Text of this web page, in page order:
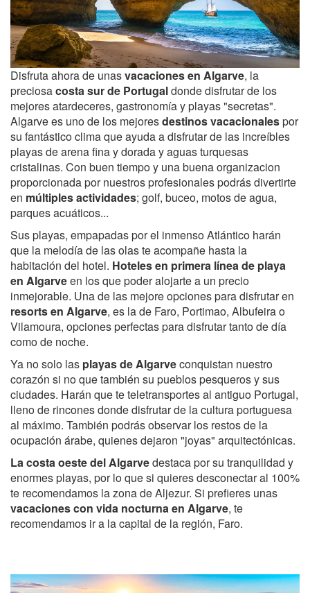
Disfruta ahora de unasvacaciones en Algarve, la
preciosacosta sur de Portugaldonde disfrutar de los
mejores atardeceres, gastronomía y playas "secretas".
Algarve es uno de los mejoresdestinos vacacionalespor
su fantástico clima que ayuda a disfrutar de las increíbles
playas de arena fina y dorada y aguas turquesas
cristalinas. Con buen tiempo y una buena organizacion
proporcionada por nuestros profesionales podrás divertirte
en múltiples actividades; golf, buceo, motos de agua,
parques acuáticos...
Sus playas, empapadas por el inmenso Atlántico harán
que la melodía de las olas te acompañe hasta la
habitación del hotel. Hoteles en primera línea de playa
en Algarveen los que poder alojarte a un precio
inmejorable. Una de las mejore opciones para disfrutar en
resorts en Algarve, es la de Faro, Portimao, Albufeira o
Vilamoura, opciones perfectas para disfrutar tanto de día
como de noche.
Ya no solo las playas de Algarveconquistan nuestro
corazón si no que también su pueblos pesqueros y sus
ciudades. Harán que te teletransportes al antiguo Portugal,
lleno de rincones donde disfrutar de la cultura portuguesa
al máximo. También podrás observar los restos de la
ocupación árabe, quienes dejaron "joyas" arquitectónicas.
La costa oeste del Algarvedestaca por su tranquilidad y
enormes playas, por lo que si quieres desconectar al 100%
te recomendamos la zona de Aljezur. Si prefieres unas
vacaciones con vida nocturna en Algarve, te
recomendamos ir a la capital de la región, Faro.